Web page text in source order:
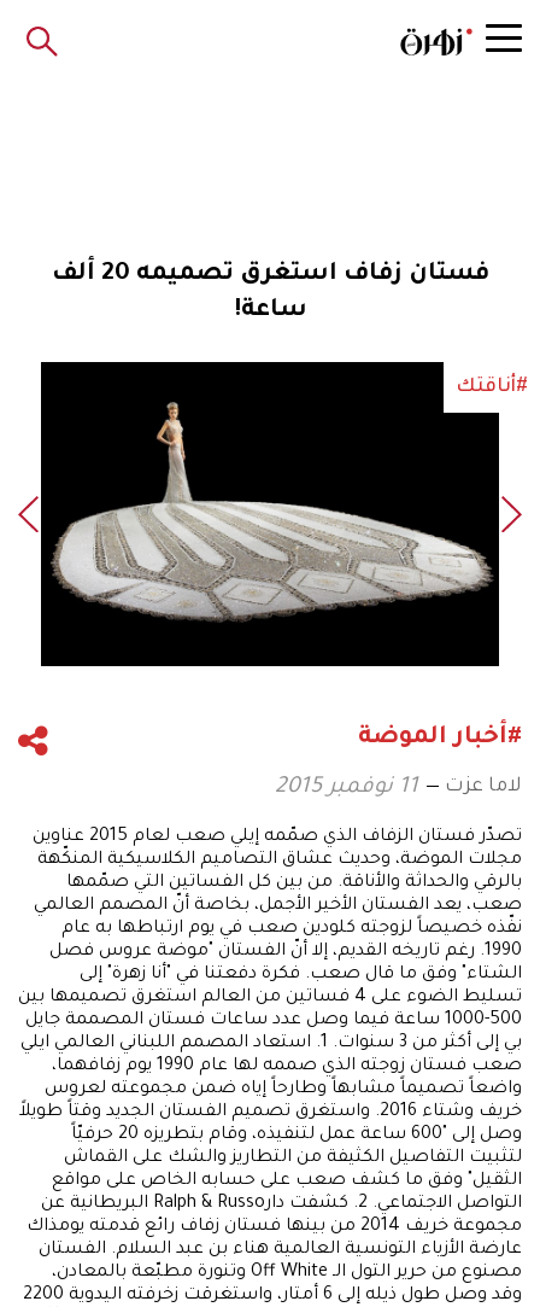
فستان زفاف استغرق تصميمه 20 ألف
ساعة!
#أناقتك
#أخبار الموضة
لاما عزت 11 نوفمبر 2015
تصدّر فستان الزفاف الذي صمّمه إيلي صعب لعام 2015 عناوين
مجلات الموضة، وحديث عشاق التصاميم الكلاسيكية المنكّهة
بالرقي والحداثة والأناقة. من بين كل الفساتين التي صمّمها
صعب، يعد الفستان الأخير الأجمل، بخاصة أنّ المصمم العالمي
نفّذه خصيصاً لزوجته كلودين صعب في يوم ارتباطها به عام
1990. رغم تاريخه القديم، إلا أنّ الفستان "موضة عروس فصل
الشتاء" وفق ما قال صعب. فكرة دفعتنا في "أنا زهرة" إلى
تسليط الضوء على 4 فساتين من العالم استغرق تصميمها بين
500-1000 ساعة فيما وصل عدد ساعات فستان المصممة جايل
بي إلى أكثر من 3 سنوات. 1. استعاد المصمم اللبناني العالمي ايلي
صعب فستان زوجته الذي صممه لها عام 1990 يوم زفافهما،
واضعاً تصميماً مشابهاً وطارحاً إياه ضمن مجموعته لعروس
خريف وشتاء 2016. واستغرق تصميم الفستان الجديد وقتاً طويلاً
وصل إلى "600 ساعة عمل لتنفيذه، وقام بتطريزه 20 حرفيّاً
لتثبيت التفاصيل الكثيفة من التطاريز والشك على القماش
الثقيل" وفق ما كشف صعب على حسابه الخاص على مواقع
التواصل الاجتماعي. 2. كشفت دارRalph & Russo البريطانية عن
مجموعة خريف 2014 من بينها فستان زفاف رائع قدمته يومذاك
عارضة الأزياء التونسية العالمية هناء بن عبد السلام. الفستان
مصنوع من حرير التول الـ Off White وتنورة مطبّعة بالمعادن،
وقد وصل طول ذيله إلى 6 أمتار، واستغرقت زخرفته اليدوية 2200